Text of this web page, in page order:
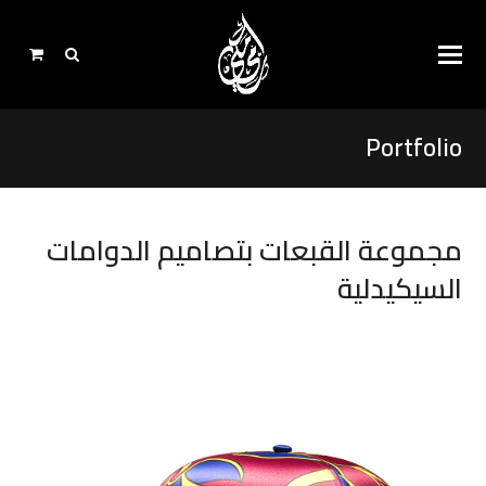
Portfolio
مجموعة القبعات بتصاميم الدوامات
السيكيدلية